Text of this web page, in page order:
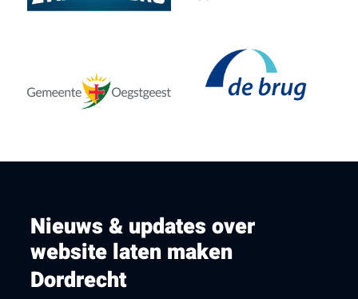
Nieuws & updates over
website laten maken
Dordrecht